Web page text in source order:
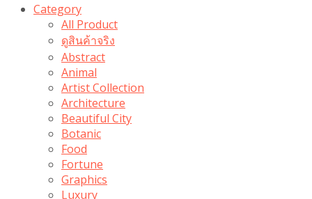
Category
All Product
ดูสินค้าจริง
Abstract
Animal
Artist Collection
Architecture
Beautiful City
Botanic
Food
Fortune
Graphics
Luxury